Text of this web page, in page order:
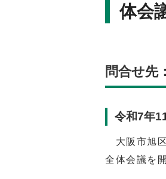
体会
問合せ先
令和7年
大阪市旭
全体会議を